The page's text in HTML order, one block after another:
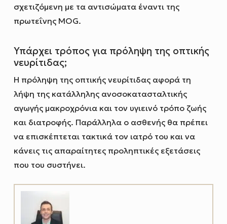
σχετιζόμενη με τα αντισώματα έναντι της
πρωτεΐνης MOG.
Υπάρχει τρόπος για πρόληψη της οπτικής
νευρίτιδας;
Η πρόληψη της οπτικής νευρίτιδας αφορά τη
λήψη της κατάλληλης ανοσοκατασταλτικής
αγωγής μακροχρόνια και τον υγιεινό τρόπο ζωής
και διατροφής. Παράλληλα ο ασθενής θα πρέπει
να επισκέπτεται τακτικά τον ιατρό του και να
κάνεις τις απαραίτητες προληπτικές εξετάσεις
που του συστήνει.